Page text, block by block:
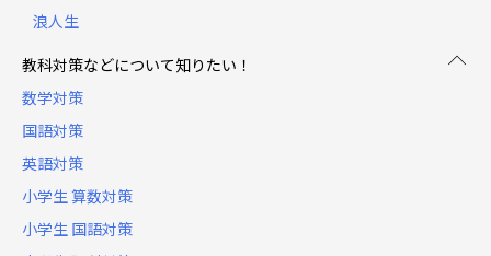
浪人生
教科対策などについて知りたい！
数学対策
国語対策
英語対策
小学生 算数対策
小学生 国語対策